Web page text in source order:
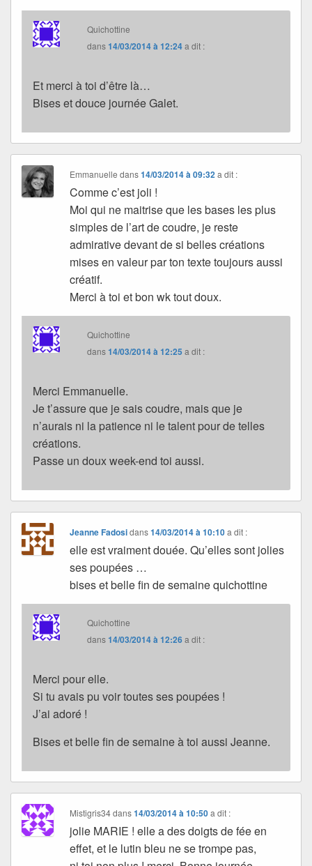
Quichottine
dans14/03/2014 à 12:24a dit :
Et merci à toi d’être là…
Bises et douce journée Galet.
Emmanuelle dans14/03/2014 à 09:32 a dit :
Comme c’est joli !
Moi qui ne maitrise que les bases les plus
simples de l’art de coudre, je reste
admirative devant de si belles créations
mises en valeur par ton texte toujours aussi
créatif.
Merci à toi et bon wk tout doux.
Quichottine
dans14/03/2014 à 12:25 a dit :
Merci Emmanuelle.
Je t’assure que je sais coudre, mais que je
n’aurais ni la patience ni le talent pour de telles
créations.
Passe un doux week-end toi aussi.
Jeanne Fadosidans14/03/2014 à 10:10 a dit :
elle est vraiment douée. Qu’elles sont jolies
ses poupées …
bises et belle fin de semaine quichottine
Quichottine
dans14/03/2014 à 12:26a dit :
Merci pour elle.
Si tu avais pu voir toutes ses poupées !
J’ai adoré !
Bises et belle fin de semaine à toi aussi Jeanne.
Mistigris34dans14/03/2014 à 10:50 a dit :
jolie MARIE ! elle a des doigts de fée en
effet, et le lutin bleu ne se trompe pas,